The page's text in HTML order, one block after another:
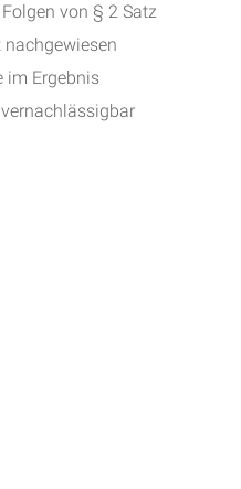
von § 2 Satz
nachgewiesen
im Ergebnis